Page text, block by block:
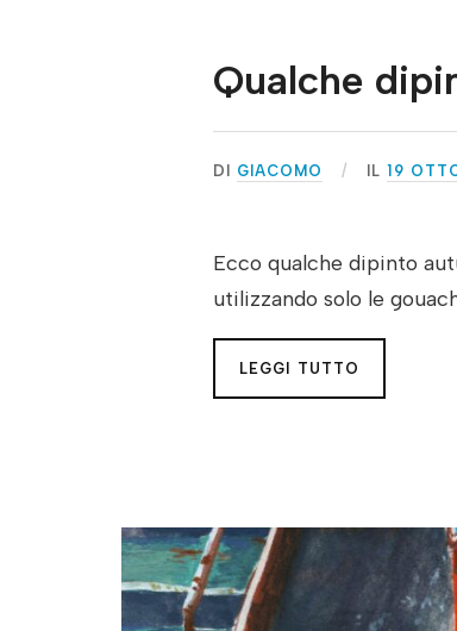
Qualche
DI GIACOMO IL19
Ecco qualche dipinto
utilizzando solo le
LEGGI TUTTO